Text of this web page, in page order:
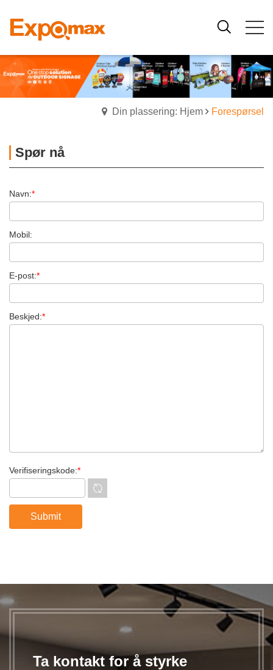
Din plassering: Hjem Forespørsel
Spør nå
Navn:*
Mobil:
E-post:*
Beskjed:*
Verifiseringskode:*
Ta kontakt for å styrke